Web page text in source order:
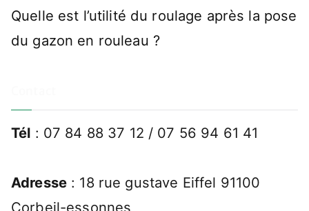
Quelle est l’utilité du roulage après la pose
du gazon en rouleau ?
Tél : 07 84 88 37 12 / 07 56 94 61 41
Adresse : 18 rue gustave Eiffel 91100
Corbeil-essonnes